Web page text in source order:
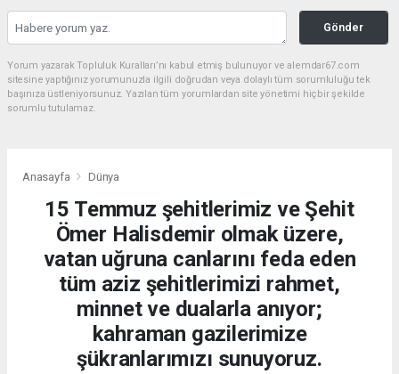
Gönder
Yorum yazarak Topluluk Kuralları’nı kabul etmiş bulunuyor ve alemdar67.com
sitesine yaptığınız yorumunuzla ilgili doğrudan veya dolaylı tüm sorumluluğu tek
başınıza üstleniyorsunuz. Yazılan tüm yorumlardan site yönetimi hiçbir şekilde
sorumlu tutulamaz.
Anasayfa Dünya
15 Temmuz şehitlerimiz ve Şehit
Ömer Halisdemir olmak üzere,
vatan uğruna canlarını feda eden
tüm aziz şehitlerimizi rahmet,
minnet ve dualarla anıyor;
kahraman gazilerimize
şükranlarımızı sunuyoruz.